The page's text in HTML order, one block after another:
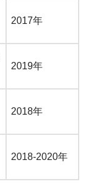
2017年
2019年
2018年
2018-2020年